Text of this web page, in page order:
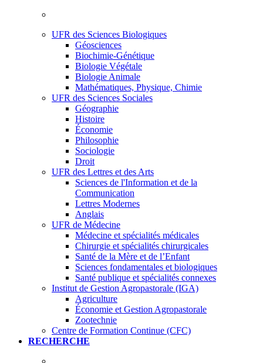
UFR des Sciences Biologiques
Géosciences
Biochimie-Génétique
Biologie Végétale
Biologie Animale
Mathématiques, Physique, Chimie
UFR des Sciences Sociales
Géographie
Histoire
Économie
Philosophie
Sociologie
Droit
UFR des Lettres et des Arts
Sciences de l'Information et de la
Communication
Lettres Modernes
Anglais
UFR de Médecine
Médecine et spécialités médicales
Chirurgie et spécialités chirurgicales
Santé de la Mère et de l’Enfant
Sciences fondamentales et biologiques
Santé publique et spécialités connexes
Institut de Gestion Agropastorale (IGA)
Agriculture
Économie et Gestion Agropastorale
Zootechnie
Centre de Formation Continue (CFC)
RECHERCHE